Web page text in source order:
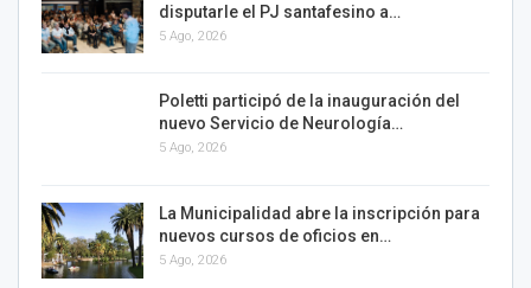
disputarle el PJ santafesino a…
5 Ago, 2026
Poletti participó de la inauguración del
nuevo Servicio de Neurología…
5 Ago, 2026
La Municipalidad abre la inscripción para
nuevos cursos de oficios en…
5 Ago, 2026